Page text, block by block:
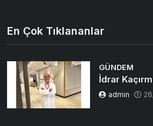
En Çok Tıklananlar
GÜNDEM
İdrar
admin